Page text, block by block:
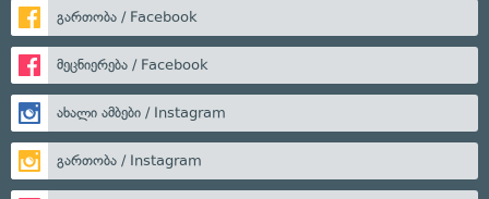
გართობა / Facebook
მეცნიერება / Facebook
ახალი ამბები / Instagram
გართობა / Instagram